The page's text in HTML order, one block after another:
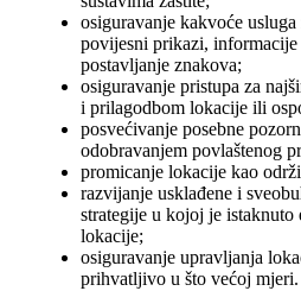
osiguravanje kakvoće
povijesni prikazi, informacije
postavljanje znakova;
osiguravanje pristupa za
i prilagodbom lokacije ili
posvećivanje posebne
odobravanjem povlaštenog
promicanje lokacije kao
razvijanje usklađene i
strategije u kojoj je istaknuto
lokacije;
osiguravanje upravljanja
prihvatljivo u što većoj mjeri.